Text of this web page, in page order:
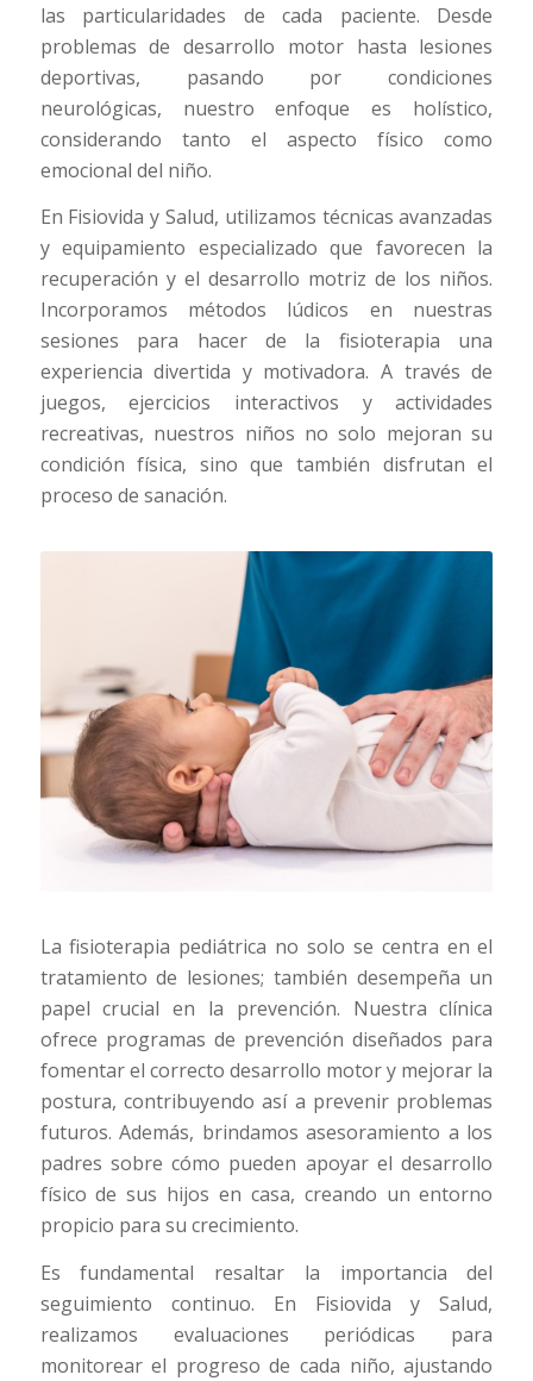
las particularidades de cada paciente. Desde
problemas de desarrollo motor hasta lesiones
deportivas, pasando por condiciones
neurológicas, nuestro enfoque es holístico,
considerando tanto el aspecto físico como
emocional del niño.
En Fisiovida y Salud, utilizamos técnicas avanzadas
y equipamiento especializado que favorecen la
recuperación y el desarrollo motriz de los niños.
Incorporamos métodos lúdicos en nuestras
sesiones para hacer de la fisioterapia una
experiencia divertida y motivadora. A través de
juegos, ejercicios interactivos y actividades
recreativas, nuestros niños no solo mejoran su
condición física, sino que también disfrutan el
proceso de sanación.
La fisioterapia pediátrica no solo se centra en el
tratamiento de lesiones; también desempeña un
papel crucial en la prevención. Nuestra clínica
ofrece programas de prevención diseñados para
fomentar el correcto desarrollo motor y mejorar la
postura, contribuyendo así a prevenir problemas
futuros. Además, brindamos asesoramiento a los
padres sobre cómo pueden apoyar el desarrollo
físico de sus hijos en casa, creando un entorno
propicio para su crecimiento.
Es fundamental resaltar la importancia del
seguimiento continuo. En Fisiovida y Salud,
realizamos evaluaciones periódicas para
monitorear el progreso de cada niño, ajustando